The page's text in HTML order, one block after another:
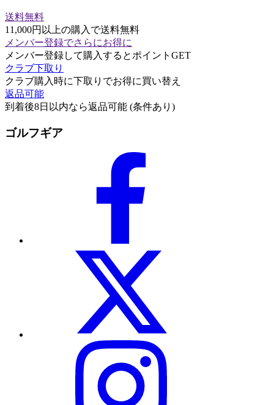
送料無料
11,000円以上の購入で送料無料
メンバー登録でさらにお得に
メンバー登録して購入するとポイントGET
クラブ下取り
クラブ購入時に下取りでお得に買い替え
返品可能
到着後8日以内なら返品可能 (条件あり)
ゴルフギア